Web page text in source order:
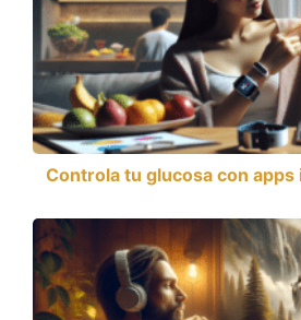
Controla tu glucosa con